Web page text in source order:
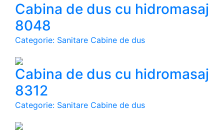
Cabina de dus cu hidromasaj
8048
Categorie: Sanitare Cabine de dus
Cabina de dus cu hidromasaj
8312
Categorie: Sanitare Cabine de dus